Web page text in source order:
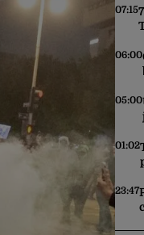
07:15
06:00
05:00
01:02
23:47